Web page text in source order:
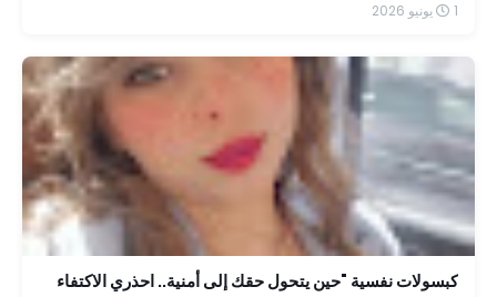
1 يونيو 2026
كبسولات نفسية "حين يتحول حقك إلى أمنية.. احذري الاكتفاء